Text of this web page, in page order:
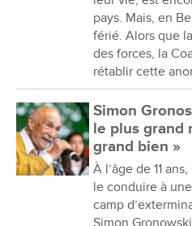
pays. Mais, en
férié. Alors que
des forces, la
rétablir cette
Simon
le plus grand
grand bien »
À l’âge de 11
le conduire à
camp